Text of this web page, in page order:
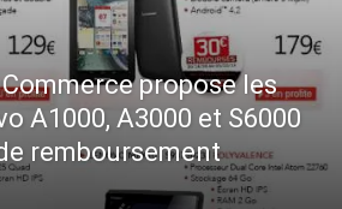
propose les
A1000, A3000 et S6000
remboursement